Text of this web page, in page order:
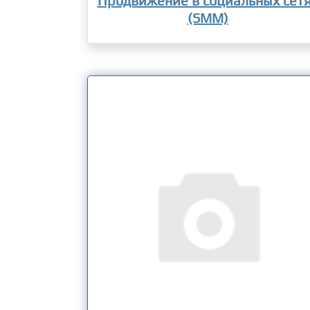
(SMM)